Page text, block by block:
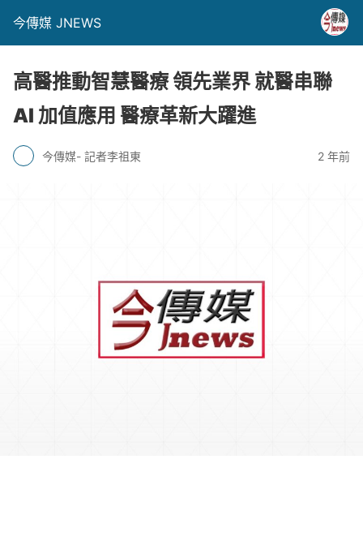
今傳媒 JNEWS
高醫推動智慧醫療 領先業界 就醫串聯
AI 加值應用 醫療革新大躍進
今傳媒- 記者李祖東 2 年前